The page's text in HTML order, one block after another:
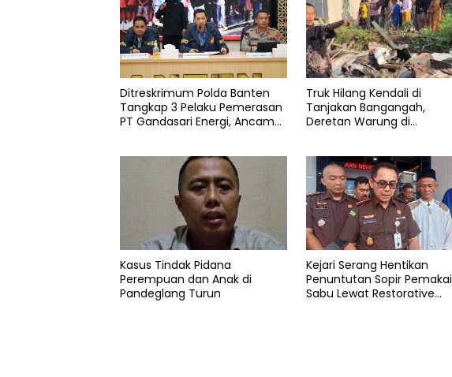
featured
Info
bina
bangsa
Info
hukum
Kabupaten
UNIBA
Ditreskrimum Polda Banten
Tangkap 3 Pelaku Pemerasan
PT Gandasari Energi, Ancam
Truk Hilang Kendali di
Tanjakan Bangangah,
Deretan Warung di
Kasus Tindak Pidana
Perempuan dan Anak di
Pandeglang Turun
Kejari Serang Hentikan
Penuntutan Sopir Pemakai
Sabu Lewat Restorative